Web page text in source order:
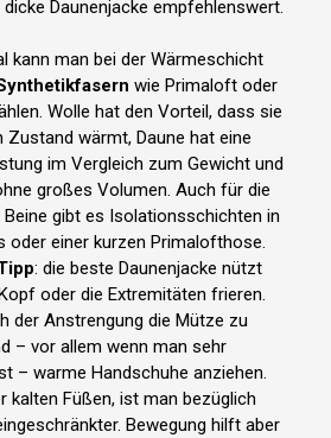
Daunenjacke empfehlenswert.
kann man bei der Wärmeschicht
wie Primaloft oder
Wolle hat den Vorteil, dass sie
Zustand wärmt, Daune hat eine
im Vergleich zum Gewicht und
großes Volumen. Auch für die
gibt es Isolationsschichten in
oder einer kurzen Primalofthose.
: die beste Daunenjacke nützt
oder die Extremitäten frieren.
der Anstrengung die Mütze zu
– vor allem wenn man sehr
– warme Handschuhe anziehen.
kalten Füßen, ist man bezüglich
Bewegung hilft aber